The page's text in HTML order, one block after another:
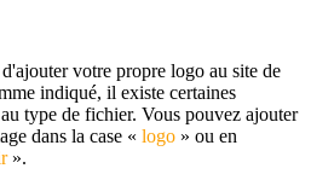
votre propre logo au site de
indiqué, il existe certaines
type de fichier. Vous pouvez ajouter
dans la case « logo » ou en
».